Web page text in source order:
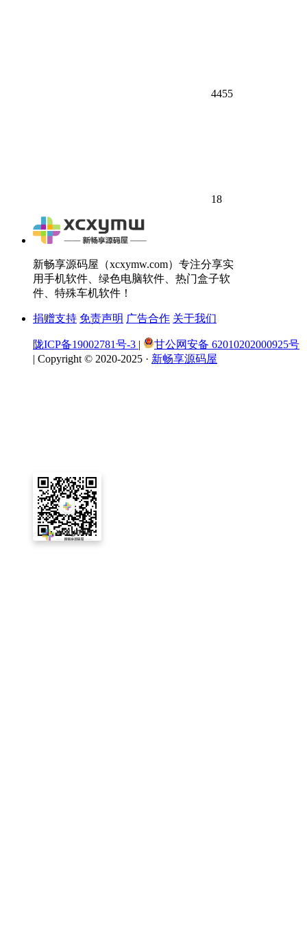
4455
18
新畅享源码屋（xcxymw.com）专注分享实
用手机软件、绿色电脑软件、热门盒子软
件、特殊车机软件！
捐赠支持 免责声明 广告合作 关于我们
陇ICP备19002781号-3 |
甘公网安备 62010202000925号
| Copyright © 2020-2025 · 新畅享源码屋